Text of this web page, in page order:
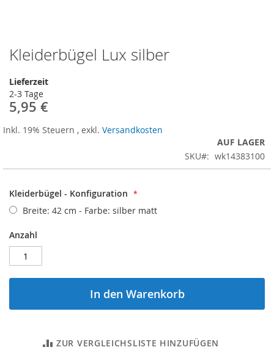
Kleiderbügel Lux silber
Lieferzeit
2-3 Tage
5,95 €
Inkl. 19% Steuern , exkl. Versandkosten
AUF LAGER
SKU
wk14383100
Kleiderbügel - Konfiguration
Breite: 42 cm - Farbe: silber matt
Anzahl
In den Warenkorb
ZUR VERGLEICHSLISTE HINZUFÜGEN
Zum
Anfang
der
Bildergalerie
springen